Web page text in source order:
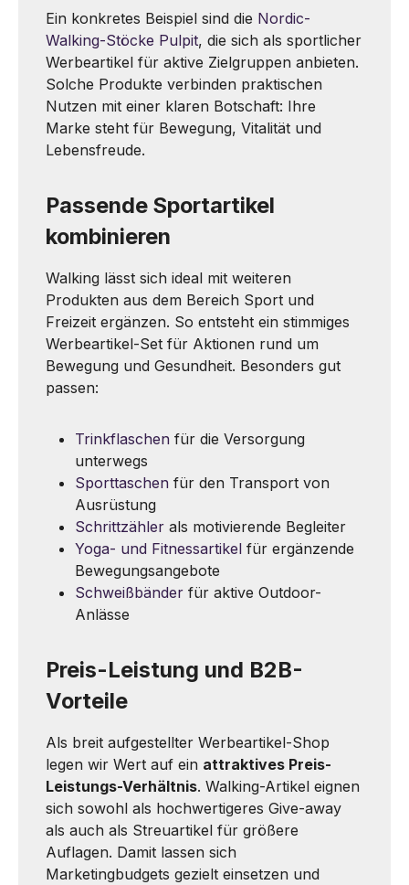
Ein konkretes Beispiel sind die Nordic-
Walking-Stöcke Pulpit, die sich als sportlicher
Werbeartikel für aktive Zielgruppen anbieten.
Solche Produkte verbinden praktischen
Nutzen mit einer klaren Botschaft: Ihre
Marke steht für Bewegung, Vitalität und
Lebensfreude.
Passende Sportartikel
kombinieren
Walking lässt sich ideal mit weiteren
Produkten aus dem Bereich Sport und
Freizeit ergänzen. So entsteht ein stimmiges
Werbeartikel-Set für Aktionen rund um
Bewegung und Gesundheit. Besonders gut
passen:
Trinkflaschen für die Versorgung
unterwegs
Sporttaschen für den Transport von
Ausrüstung
Schrittzähler als motivierende Begleiter
Yoga- und Fitnessartikel für ergänzende
Bewegungsangebote
Schweißbänder für aktive Outdoor-
Anlässe
Preis-Leistung und B2B-
Vorteile
Als breit aufgestellter Werbeartikel-Shop
legen wir Wert auf ein attraktives Preis-
Leistungs-Verhältnis. Walking-Artikel eignen
sich sowohl als hochwertigeres Give-away
als auch als Streuartikel für größere
Auflagen. Damit lassen sich
Marketingbudgets gezielt einsetzen und